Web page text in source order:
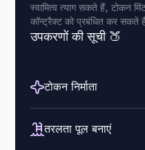
स्वामित्व त्याग सकते हैं, टोकन
कॉन्ट्रैक्ट को प्रबंधित कर सकते
उपकरणों की सूची 🍑
टोकन निर्माता
तरलता पूल बनाएं